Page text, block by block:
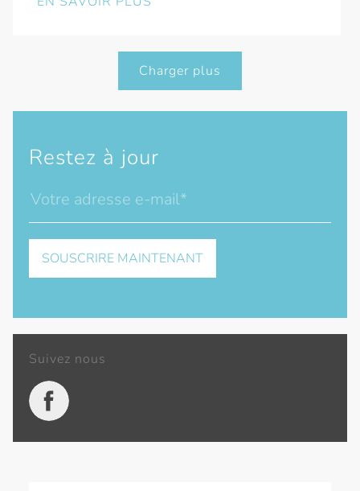
Charger plus
Restez à jour
Suivez nous